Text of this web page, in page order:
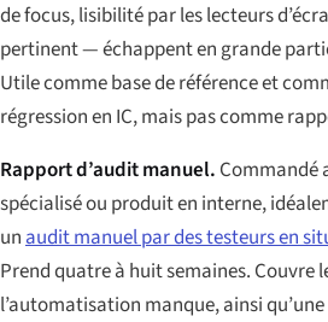
de focus, lisibilité par les lecteurs
pertinent — échappent en grande
Utile comme base de référence et
régression en IC, mais pas comme
Rapport d’audit manuel. Commandé
spécialisé ou produit en interne,
unaudit manuel par des testeurs en
Prend quatre à huit semaines. Couvre
l’automatisation manque, ainsi